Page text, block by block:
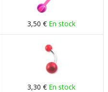
3,50 € En stock
3,30 € En stock